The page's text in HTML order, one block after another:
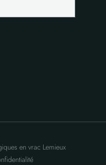
en vrac Lemieux